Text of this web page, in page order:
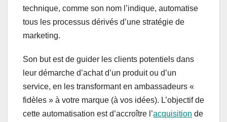
technique, comme son nom l’indique, automatise
tous les processus dérivés d’une stratégie de
marketing.
Son but est de guider les clients potentiels dans
leur démarche d’achat d’un produit ou d’un
service, en les transformant en ambassadeurs «
fidèles » à votre marque (à vos idées). L’objectif de
cette automatisation est d’accroître l’acquisition de